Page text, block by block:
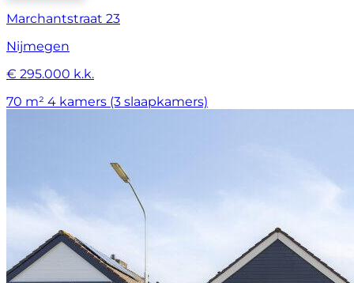
Marchantstraat 23
Nijmegen
€ 295.000 k.k.
70 m² 4 kamers (3 slaapkamers)